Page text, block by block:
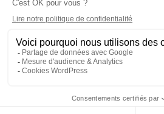
Contactez-nous-Mentions légales
confidentialité-Gestion des cookies
Cedex 06